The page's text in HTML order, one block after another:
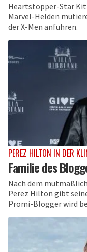
Heartstopper-Star Kit
Marvel-Helden
der X-Men anführen.
PEREZ HILTON IN DER
Familie des
Nach dem
Perez Hilton gibt
Promi-Blogger wird